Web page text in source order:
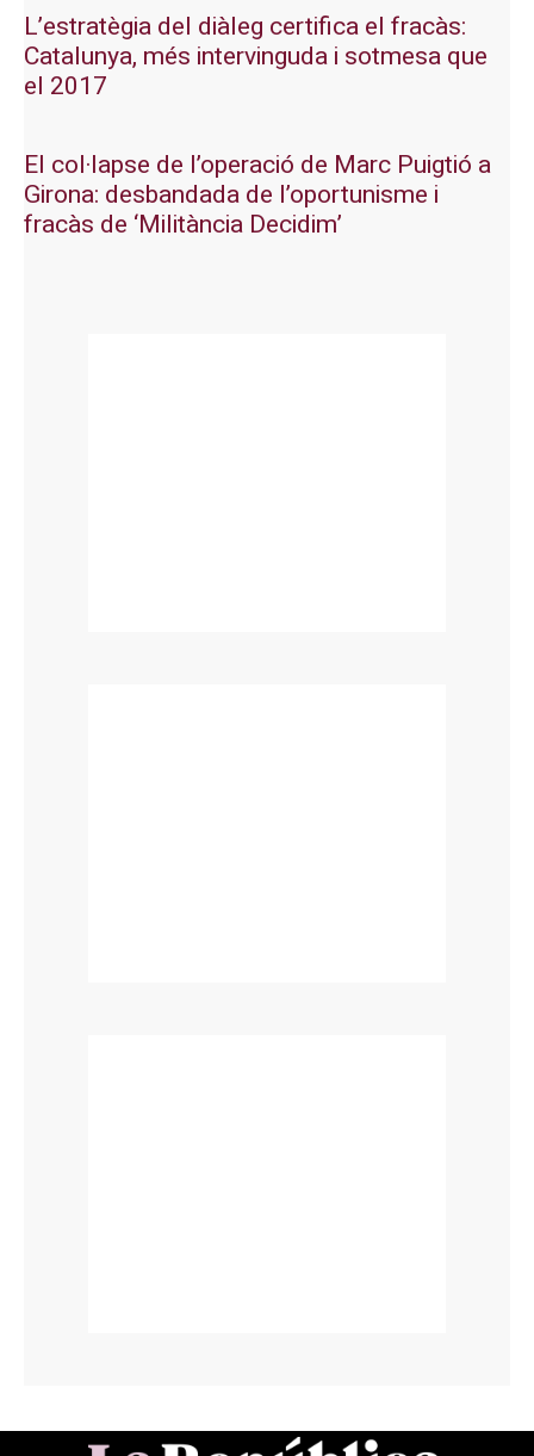
L’estratègia del diàleg certifica el fracàs:
Catalunya, més intervinguda i sotmesa que
el 2017
El col·lapse de l’operació de Marc Puigtió a
Girona: desbandada de l’oportunisme i
fracàs de ‘Militància Decidim’